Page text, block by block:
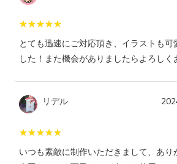
とても迅速にご対応頂き、イラストも可
した！また機会がありましたらよろしく
リデル
いつも素敵に制作いただきまして、あり